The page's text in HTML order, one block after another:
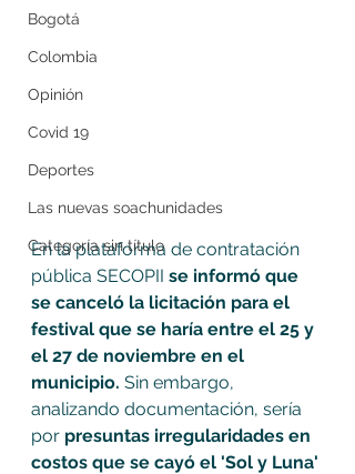
Bogotá
Colombia
Opinión
Covid 19
Deportes
Las nuevas soachunidades
Categoría sin título
En la plataforma de contratación
pública SECOPII se informó que
se canceló la licitación para el
festival que se haría entre el 25 y
el 27 de noviembre en el
municipio. Sin embargo,
analizando documentación, sería
por presuntas irregularidades en
costos que se cayó el 'Sol y Luna'